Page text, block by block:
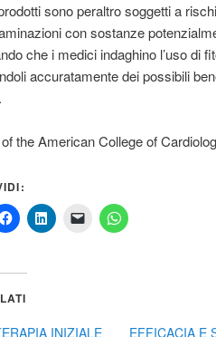
sono peraltro soggetti a
con sostanze
che i medici indaghino l’uso di
accuratamente dei possibili
the American College of
INIZIALE EFFICACIA E